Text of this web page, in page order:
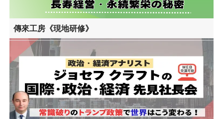
傳來工房《現地研修》